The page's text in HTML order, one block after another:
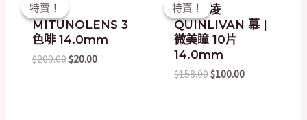
特賣！
特賣！
韓國
MITUNOLENS 3
色啡 14.0mm
$200.00
price
was:
$200.00.
$20.00
is:
$20.00.
特賣！
特賣！
台灣昆凌
QUINLIVAN 慕 |
微美瞳 10片
14.0mm
$158.00
price
was:
$158.00.
$100.00
is: